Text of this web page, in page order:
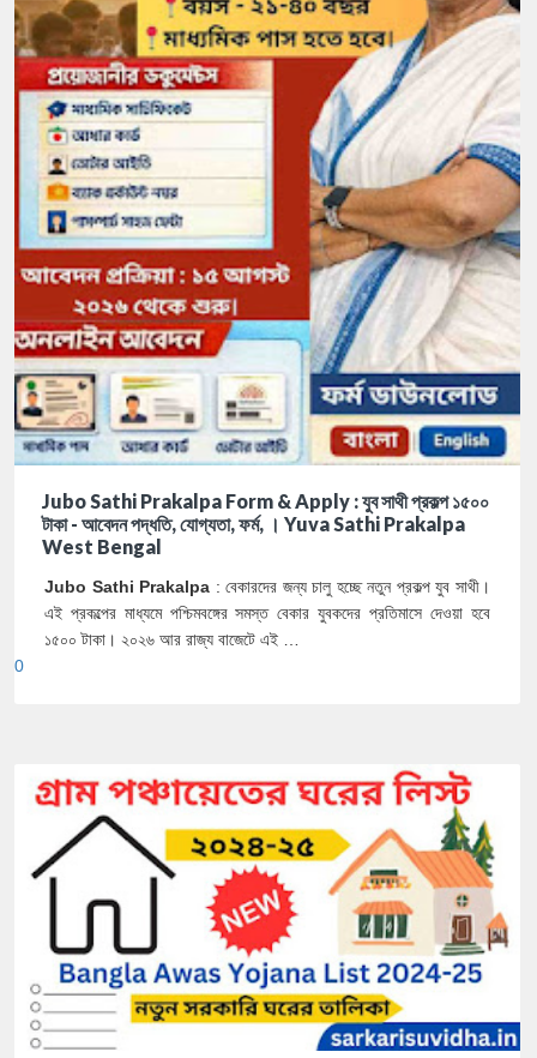
Jubo Sathi Prakalpa Form & Apply : যুব সাথী প্রকল্প ১৫০০
টাকা - আবেদন পদ্ধতি, যোগ্যতা, ফর্ম, । Yuva Sathi Prakalpa
West Bengal
Jubo Sathi Prakalpa : বেকারদের জন্য চালু হচ্ছে নতুন প্রকল্প যুব সাথী।
এই প্রকল্পের মাধ্যমে পশ্চিমবঙ্গের সমস্ত বেকার যুবকদের প্রতিমাসে দেওয়া হবে
১৫০০ টাকা। ২০২৬ আর রাজ্য বাজেটে এই …
0